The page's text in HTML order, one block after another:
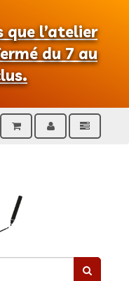
que l’atelier
du 7 au